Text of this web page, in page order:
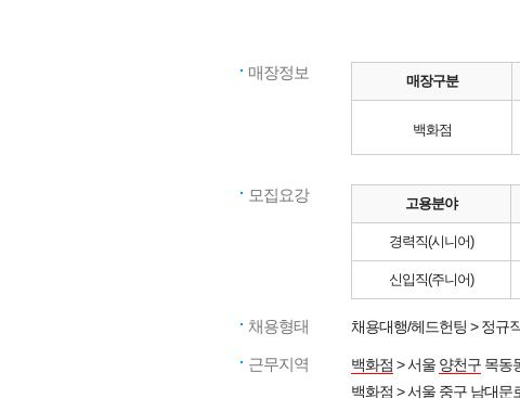
매장정보 매장구분
백화점
모집요강 고용분야
경력직(시니어)
신입직(주니어)
채용형태 채용대행/헤드헌팅 > 정규
근무지역 백화점 > 서울 양천구 목동
백화점 > 서울 중구 남대문